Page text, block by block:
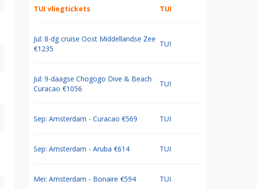
TUI vliegtickets TUI
Jul: 8-dg cruise Oost Middellandse Zee
€1235
TUI
Jul: 9-daagse Chogogo Dive & Beach
Curacao €1056
TUI
Sep: Amsterdam - Curacao €569 TUI
Sep: Amsterdam - Aruba €614 TUI
Mei: Amsterdam - Bonaire €594 TUI